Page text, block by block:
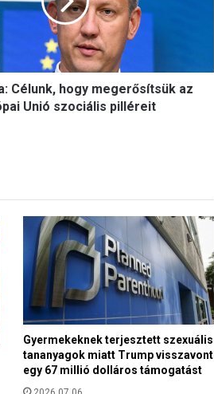
Célunk, hogy megerősítsük az
Unió szociális pilléreit
Gyermekeknek terjesztett szexuális
tananyagok miatt Trump visszavont
egy 67 millió dolláros támogatást